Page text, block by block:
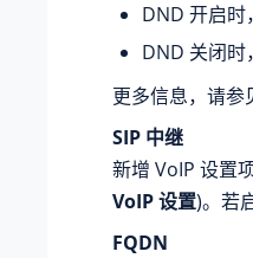
DND 开启时
DND 关闭时
更多信息，请参
SIP 中继
新增 VoIP 设置
VoIP 设置)。若
FQDN